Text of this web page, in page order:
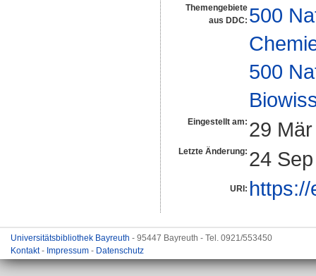
Themengebiete
aus DDC: 500
500
Eingestellt am: 29
Letzte Änderung: 24
URI:
Universitätsbibliothek Bayreuth - 95447 Bayreuth - Tel. 0921/553450
Kontakt- Impressum - Datenschutz